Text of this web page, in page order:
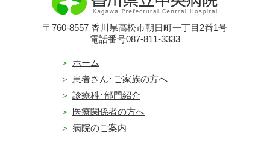
〒760-8557 香川県高松市朝日町一丁目2番1号
電話番号087-811-3333
ホーム
患者さん･ご家族の方へ
診療科･部門紹介
医療関係者の方へ
病院のご案内